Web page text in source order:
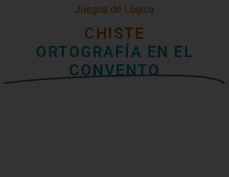
Juegos de Lógica
CHISTE
ORTOGRAFÍA EN EL
CONVENTO